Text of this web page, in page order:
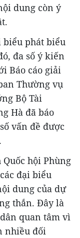
dung còn ý
biểu phát biểu
đa số ý kiến
Báo cáo giải
Thường vụ
Bộ Tài
Hà đã báo
vấn đề được
hội Phùng
đại biểu
dung của dự
thắn. Đây là
quan tâm vì
nhiều đối